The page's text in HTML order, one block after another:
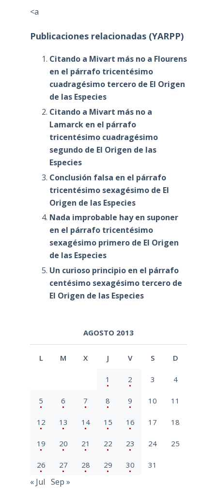
<a
Publicaciones relacionadas (YARPP)
Citando a Mivart más no a Flourens
en el párrafo tricentésimo
cuadragésimo tercero de El Origen
de las Especies
Citando a Mivart más no a
Lamarck en el párrafo
tricentésimo cuadragésimo
segundo de El Origen de las
Especies
Conclusión falsa en el párrafo
tricentésimo sexagésimo de El
Origen de las Especies
Nada improbable hay en suponer
en el párrafo tricentésimo
sexagésimo primero de El Origen
de las Especies
Un curioso principio en el párrafo
centésimo sexagésimo tercero de
El Origen de las Especies
AGOSTO 2013
L M X J V S D
1 2 3 4
5 6 7 8 9 10 11
12 13 14 15 16 17 18
19 20 21 22 23 24 25
26 27 28 29 30 31
« Jul Sep »